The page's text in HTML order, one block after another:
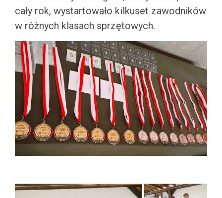
cały rok, wystartowało kilkuset zawodników
w różnych klasach sprzętowych.